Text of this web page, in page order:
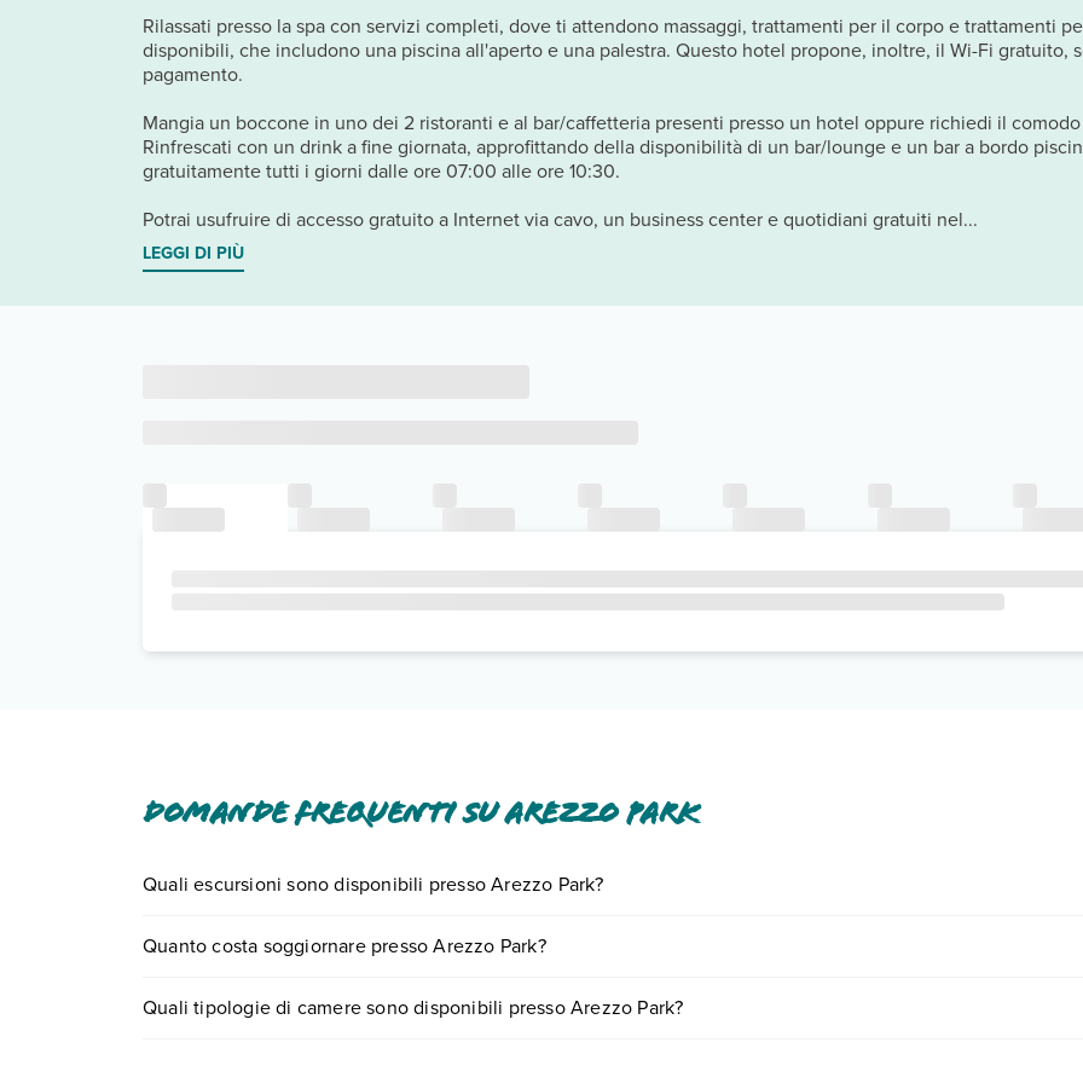
Rilassati presso la spa con servizi completi, dove ti attendono massaggi, trattamenti per il corpo e trattamenti
disponibili, che includono una piscina all'aperto e una palestra. Questo hotel propone, inoltre, il Wi-Fi gratuito,
pagamento.
Mangia un boccone in uno dei 2 ristoranti e al bar/caffetteria presenti presso un hotel oppure richiedi il
Rinfrescati con un drink a fine giornata, approfittando della disponibilità di un bar/lounge e un bar a bordo
gratuitamente tutti i giorni dalle ore 07:00 alle ore 10:30.
Potrai usufruire di accesso gratuito a Internet via cavo, un business center e quotidiani gratuiti nel...
LEGGI DI PIÙ
Domande frequenti su Arezzo Park
Quali escursioni sono disponibili presso Arezzo Park?
oprenotando un appuntamento.
Quanto costa soggiornare presso Arezzo Park?
partire.
Quali tipologie di camere sono disponibili presso Arezzo Park?